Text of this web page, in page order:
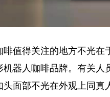
啡值得关注的地方不光在
机器人咖啡品牌。有关人
头面部不光在外观上同真